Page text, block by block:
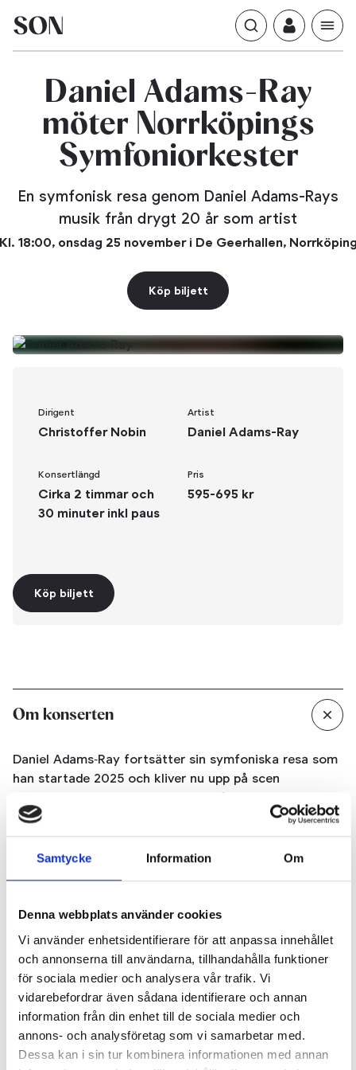
Samtycke Information Om
Denna webbplats använder cookies
Vi använder enhetsidentifierare för att anpassa innehållet
och annonserna till användarna, tillhandahålla funktioner
för sociala medier och analysera vår trafik. Vi
vidarebefordrar även sådana identifierare och annan
information från din enhet till de sociala medier och
annons- och analysföretag som vi samarbetar med.
Dessa kan i sin tur kombinera informationen med annan
Daniel Adams-Ray
möter Norrköpings
Symfoniorkester
En symfonisk resa genom Daniel Adams-Rays
musik från drygt 20 år som artist
18:00, onsdag 25 november i De Geerhallen,
Köp biljett
Dirigent
Christoffer Nobin
Artist
Daniel Adams-Ray
Konsertlängd
Cirka 2 timmar och
30 minuter inkl paus
Pris
595-695 kr
Köp biljett
Om konserten
Daniel Adams‑Ray fortsätter sin symfoniska resa som
han startade 2025 och kliver nu upp på scen
tillsammans med Norrköpings Symfoniorkester och ett
femmannaband. Konserten rymmer musik ur hela hans
karriär, från de tidiga åren till det senaste materialet,
i ett format där låtarna får nya perspektiv i mötet
musikscenen. Han slog igenom 2004 med Snook och
debuterade som soloartist 2019 med albumet Svart,
vitt och allt däremellan. Sedan dess har han rört sig
fritt mellan genrer som hiphop, pop, soul, elektronisk
musik och svensk visa, med texter där det personliga
ofta möter det politiska.
År 2025 släpptes hans femte soloalbum
, där samtid, hjärtesorg och